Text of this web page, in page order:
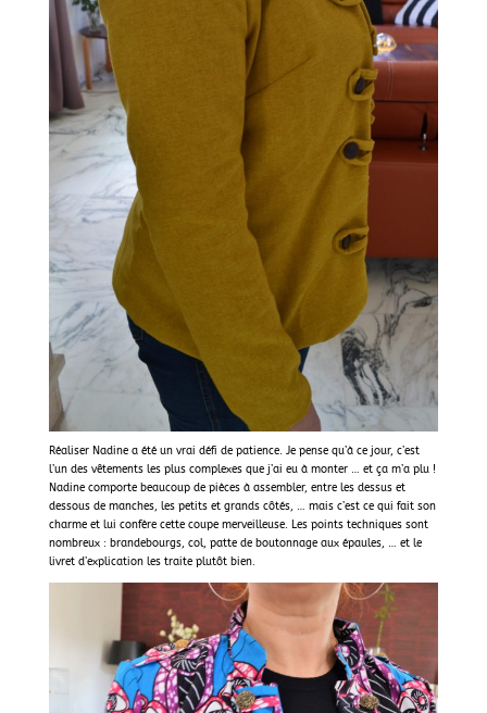
Réaliser Nadine a été un vrai défi de patience. Je pense qu’à ce jour, c’est
l’un des vêtements les plus complexes que j’ai eu à monter … et ça m’a plu !
Nadine comporte beaucoup de pièces à assembler, entre les dessus et
dessous de manches, les petits et grands côtés, … mais c’est ce qui fait son
charme et lui confère cette coupe merveilleuse. Les points techniques sont
nombreux : brandebourgs, col, patte de boutonnage aux épaules, … et le
livret d’explication les traite plutôt bien.